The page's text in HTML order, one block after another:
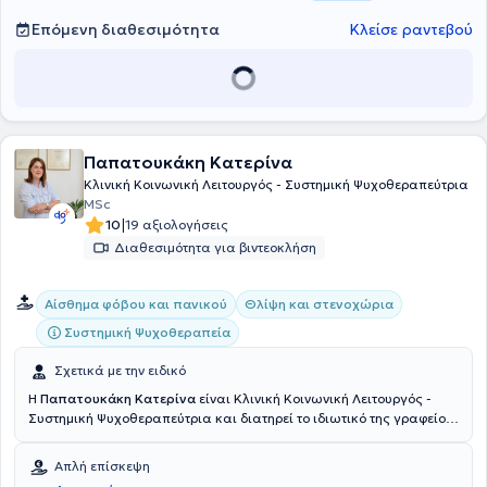
Επόμενη διαθεσιμότητα Κλείσε ραντεβού
Παπατουκάκη Κατερίνα
Κλινική Κοινωνική Λειτουργός - Συστημική Ψυχοθεραπεύτρια
MSc
10|19 αξιολογήσεις
Διαθεσιμότητα για βιντεοκλήση
Αίσθημα φόβου και πανικού
Θλίψη και στενοχώρια
Συστημική Ψυχοθεραπεία
Σχετικά με την ειδικό
Η Παπατουκάκη Κατερίνα είναι Κλινική Κοινωνική Λειτουργός -
Συστημική Ψυχοθεραπεύτρια και διατηρεί το ιδιωτικό της γραφείο
του Ανώτατου Τεχνολογικού Εκπαιδευτικού Ιδρύματος Αθήνας.
Ολοκλήρωσε μεταπτυχιακές σπουδές στις Στρατηγικές Ανάπτυξης
Απλή επίσκεψη